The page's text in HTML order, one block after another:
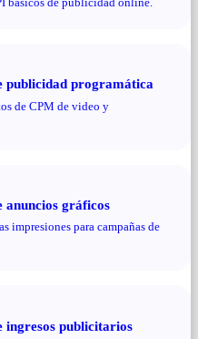
publicidad programática
de CPM de video y
anuncios gráficos
impresiones para campañas de
ingresos publicitarios